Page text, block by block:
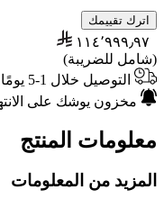
اترك تقييمك
١١٤٬٩٩٩٫٩٧
(شامل للضريبة)
التوصيل خلال 1-5 يومًا
مخزون يوشك على
معلومات المنتج
المزيد من المعلومات